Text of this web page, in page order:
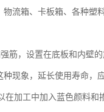
流箱、卡板箱、各种塑
筋，设置在底板和内壁
现象，延长使用寿命，
在加工中加入蓝色颜料和